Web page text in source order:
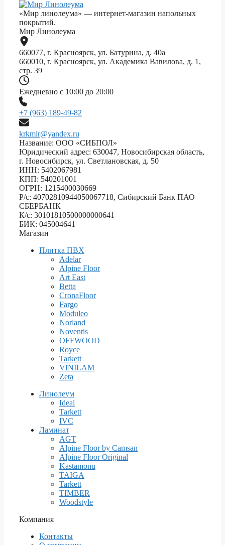
«Мир линолеума» — интернет-магазин напольных
покрытий.
Мир Линолеума
660077, г. Красноярск, ул. Батурина, д. 40а
660010, г. Красноярск, ул. Академика Вавилова, д. 1,
стр. 39
Ежедневно с 10:00 до 20:00
+7 (963) 189-49-82
krkmir@yandex.ru
Название: ООО «СИБПОЛ»
Юридический адрес: 630047, Новосибирская область,
г. Новосибирск, ул. Светлановская, д. 50
ИНН: 5402067981
КПП: 540201001
ОГРН: 1215400030669
Р/с: 40702810944050067718, Сибирский Банк ПАО
СБЕРБАНК
К/с: 30101810500000000641
БИК: 045004641
Магазин
Плитка ПВХ
Adelar
Alpine Floor
Art East
Betta
CronaFloor
Fargo
Moduleo
Norland
Noventis
OFFWOOD
Royce
Tarkett
VINILAM
Zeta
Линолеум
Ideal
Tarkett
IVC
Ламинат
AGT
Alpine Floor by Camsan
Alpine Floor Original
Kastamonu
TAIGA
Tarkett
TIMBER
Woodstyle
Компания
Контакты